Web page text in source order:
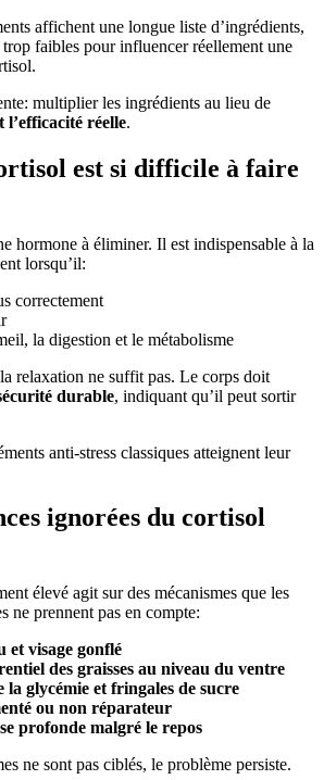
affichent une longue liste d’ingrédients,
trop faibles pour influencer réellement une
multiplier les ingrédients au lieu de
l’efficacité réelle.
est si difficile à faire
hormone à éliminer. Il est indispensable à la
lorsqu’il:
correctement
la digestion et le métabolisme
relaxation ne suffit pas. Le corps doit
durable, indiquant qu’il peut sortir
anti-stress classiques atteignent leur
ignorées du cortisol
élevé agit sur des mécanismes que les
ne prennent pas en compte:
et visage gonflé
des graisses au niveau du ventre
la glycémie et fringales de sucre
ou non réparateur
profonde malgré le repos
ne sont pas ciblés, le problème persiste.